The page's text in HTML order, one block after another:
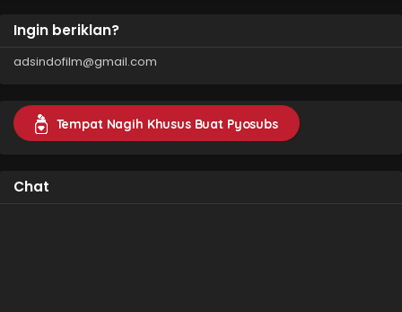
Ingin beriklan?
adsindofilm@gmail.com
Tempat Nagih Khusus Buat Pyosubs
Chat